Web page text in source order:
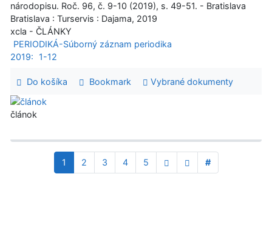
národopisu. Roč. 96, č. 9-10 (2019), s. 49-51. - Bratislava
Bratislava : Turservis : Dajama, 2019
xcla - ČLÁNKY
PERIODIKÁ-Súborný záznam periodika
2019:
1-12
Do košíka Bookmark Vybrané dokumenty
článok
1 2 3 4 5 #